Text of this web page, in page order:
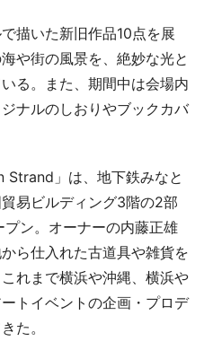
描いた新旧作品10点を展
や街の風景を、絶妙な光と
る。また、期間中は会場内
ナルのしおりやブックカバ
」は、地下鉄みなと
易ビルディング3階の2部
ン。オーナーの内藤正雄
ら仕入れた古道具や雑貨を
れまで横浜や沖縄、横浜や
トイベントの企画・プロデ
た。